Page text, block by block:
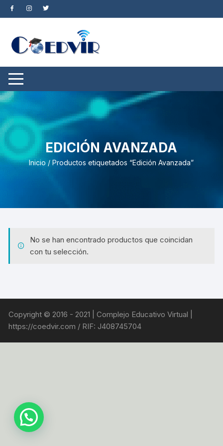
Saltar
al
EDICIÓN AVANZADA
Inicio / Productos etiquetados “Edición Avanzada”
No se han encontrado productos que coincidan
con tu selección.
Copyright © 2016 - 2021 | Complejo Educativo Virtual |
https://coedvir.com / RIF: J408745704